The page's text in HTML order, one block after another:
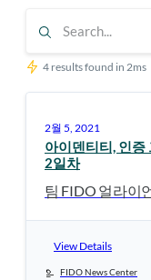
4 results found in 2ms
2월 5, 2021
아이덴티티, 인증
2일차
팀 FIDO 얼라이
View Details
FIDO News Center